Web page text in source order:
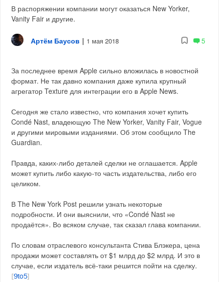
В распоряжении компании могут оказаться New Yorker,
Vanity Fair и другие.
Артём Баусов | 1 мая 2018 5
За последнее время Apple сильно вложилась в новостной
формат. Не так давно компания даже купила крупный
агрегатор Texture для интеграции его в Apple News.
Сегодня же стало известно, что компания хочет купить
Condé Nast, владеющую The New Yorker, Vanity Fair, Vogue
и другими мировыми изданиями. Об этом сообщило The
Guardian.
Правда, каких-либо деталей сделки не оглашается. Apple
может купить либо какую-то часть издательства, либо его
целиком.
В The New York Post решили узнать некоторые
подробности. И они выяснили, что «Condé Nast не
продаётся». Во всяком случае, так сказал глава компании.
По словам отраслевого консультанта Стива Блэкера, цена
продажи может составлять от $1 млрд до $2 млрд. И это в
случае, если издатель всё-таки решится пойти на сделку.
[9to5